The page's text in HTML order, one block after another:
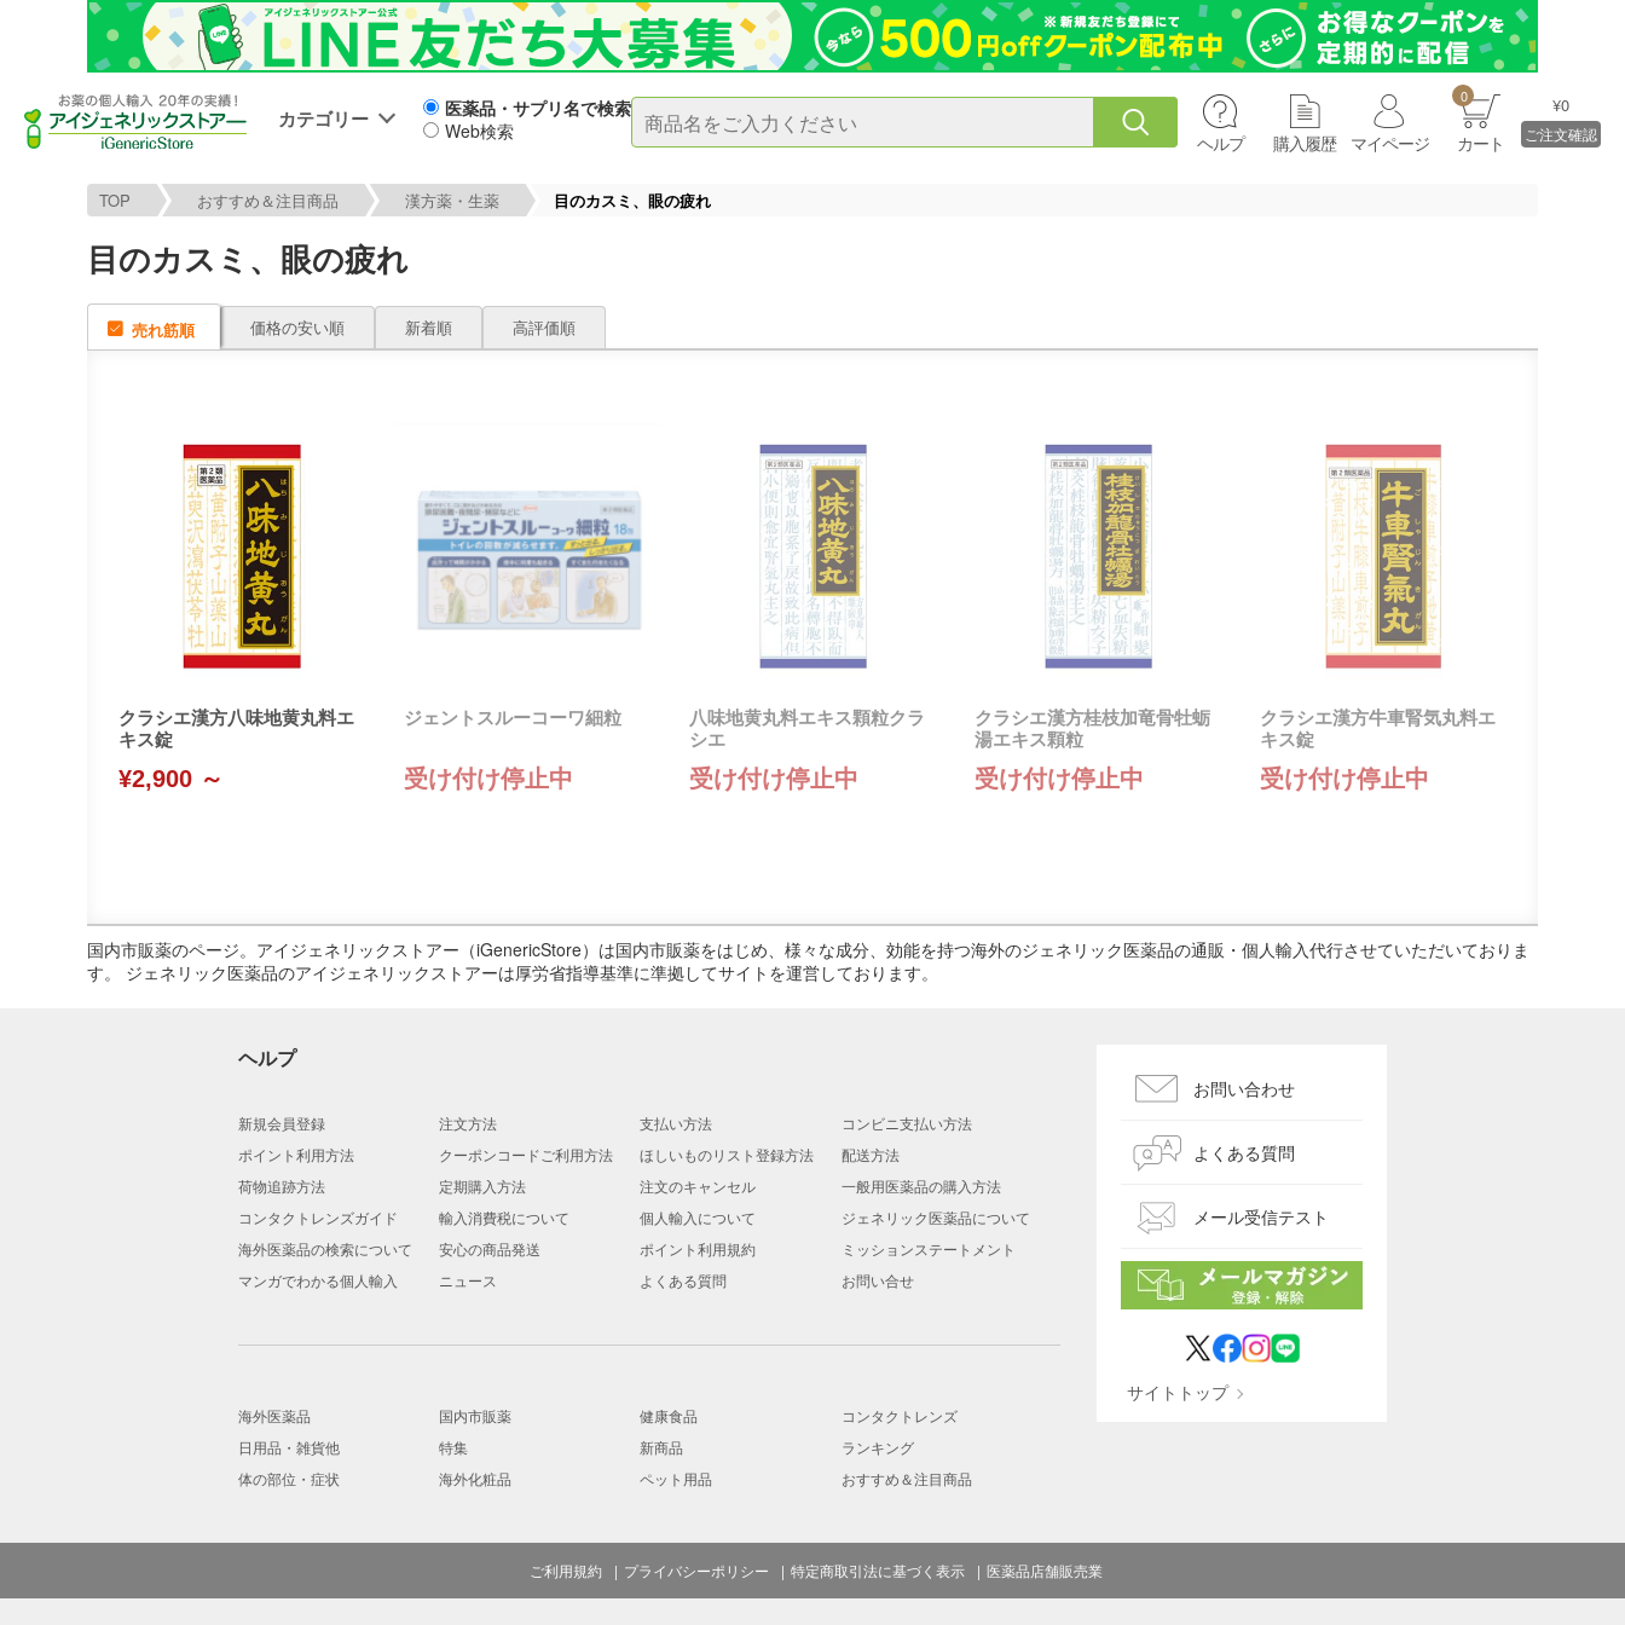
カテゴリー
医薬品・サプリ名で検索
Web検索
ヘルプ 購入履歴 マイページ
0
カート
¥0
ご注文確認
TOP おすすめ＆注目商品 漢方薬・生薬 目のカスミ、眼の疲れ
目のカスミ、眼の疲れ
売れ筋順 価格の安い順 新着順 高評価順
クラシエ漢方八味地黄丸料エ
キス錠
¥2,900 ～
ジェントスルーコーワ細粒
受け付け停止中
八味地黄丸料エキス顆粒クラ
シエ
受け付け停止中
クラシエ漢方桂枝加竜骨牡蛎
湯エキス顆粒
受け付け停止中
クラシエ漢方牛車腎気丸料エ
キス錠
受け付け停止中
国内市販薬のページ。アイジェネリックストアー（iGenericStore）は国内市販薬をはじめ、様々な成分、効能を持つ海外のジェネリック医薬品の通販・個人輸入代行させていただいておりま
す。 ジェネリック医薬品のアイジェネリックストアーは厚労省指導基準に準拠してサイトを運営しております。
ヘルプ
新規会員登録 注文方法 支払い方法
コンビニ支払い方法
ポイント利用方法
クーポンコードご利用方法 ほしいものリスト登録方法
配送方法
荷物追跡方法
定期購入方法 注文のキャンセル
一般用医薬品の購入方法
コンタクトレンズガイド
輸入消費税について 個人輸入について
ジェネリック医薬品について
海外医薬品の検索について
安心の商品発送 ポイント利用規約
ミッションステートメント
マンガでわかる個人輸入
ニュース よくある質問 お問い合せ
海外医薬品 国内市販薬 健康食品
コンタクトレンズ
日用品・雑貨他
特集 新商品
ランキング
体の部位・症状
海外化粧品 ペット用品 おすすめ＆注目商品
お問い合わせ
よくある質問
メール受信テスト
サイトトップ
ご利用規約 プライバシーポリシー 特定商取引法に基づく表示 医薬品店舗販売業